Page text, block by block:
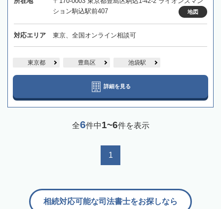
ション駒込駅前407
地図
対応エリア 東京、全国オンライン相談可
東京都 豊島区 池袋駅
詳細を見る
全6件中1~6件を表示
1
相続対応可能な司法書士をお探しなら